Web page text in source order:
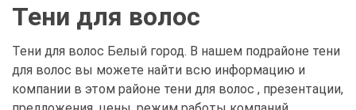
Тени для волос
Тени для волос Белый город. В нашем подрайоне тени
для волос вы можете найти всю информацию и
компании в этом районе тени для волос , презентации,